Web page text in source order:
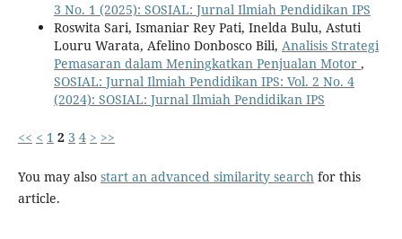
3 No. 1 (2025): SOSIAL: Jurnal Ilmiah Pendidikan IPS
Roswita Sari, Ismaniar Rey Pati, Inelda Bulu, Astuti
Louru Warata, Afelino Donbosco Bili, Analisis Strategi
Pemasaran dalam Meningkatkan Penjualan Motor ,
SOSIAL: Jurnal Ilmiah Pendidikan IPS: Vol. 2 No. 4
(2024): SOSIAL: Jurnal Ilmiah Pendidikan IPS
<< < 1 2 3 4 > >>
You may also start an advanced similarity searchfor this
article.